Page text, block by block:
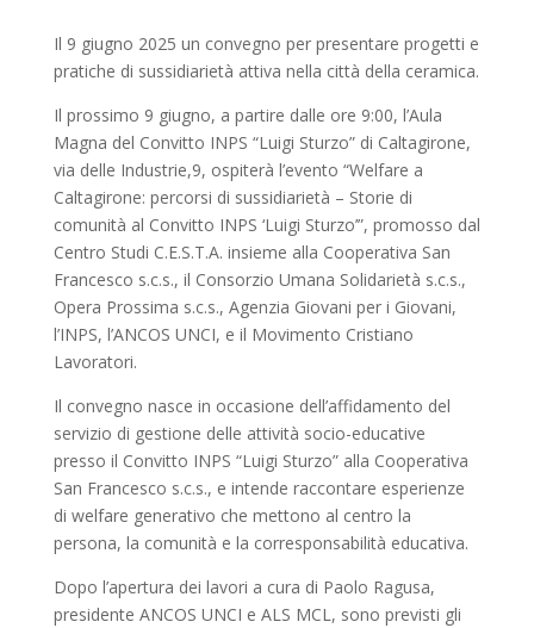
Il 9 giugno 2025 un convegno per presentare progetti e
pratiche di sussidiarietà attiva nella città della ceramica.
Il prossimo 9 giugno, a partire dalle ore 9:00, l’Aula
Magna del Convitto INPS “Luigi Sturzo” di Caltagirone,
via delle Industrie,9, ospiterà l’evento “Welfare a
Caltagirone: percorsi di sussidiarietà – Storie di
comunità al Convitto INPS ‘Luigi Sturzo’”, promosso dal
Centro Studi C.E.S.T.A. insieme alla Cooperativa San
Francesco s.c.s., il Consorzio Umana Solidarietà s.c.s.,
Opera Prossima s.c.s., Agenzia Giovani per i Giovani,
l’INPS, l’ANCOS UNCI, e il Movimento Cristiano
Lavoratori.
Il convegno nasce in occasione dell’affidamento del
servizio di gestione delle attività socio-educative
presso il Convitto INPS “Luigi Sturzo” alla Cooperativa
San Francesco s.c.s., e intende raccontare esperienze
di welfare generativo che mettono al centro la
persona, la comunità e la corresponsabilità educativa.
Dopo l’apertura dei lavori a cura di Paolo Ragusa,
presidente ANCOS UNCI e ALS MCL, sono previsti gli